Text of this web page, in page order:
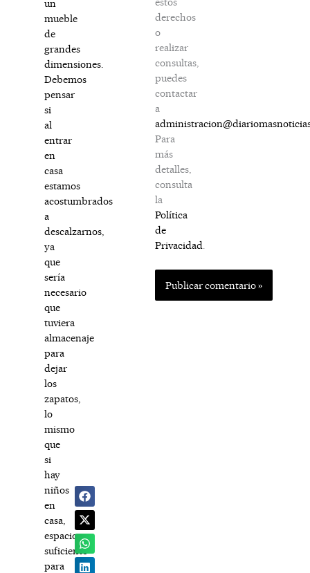
un
mueble
de
grandes
dimensiones.
Debemos
pensar
si
al
entrar
en
casa
estamos
acostumbrados
a
descalzarnos,
ya
que
sería
necesario
que
tuviera
almacenaje
para
dejar
los
zapatos,
lo
mismo
que
si
hay
niños
en
casa,
espacio
suficiente
para
derechos
o
realizar
consultas,
puedes
contactar
a
Para
más
detalles,
consulta
la
Política
de
Privacidad